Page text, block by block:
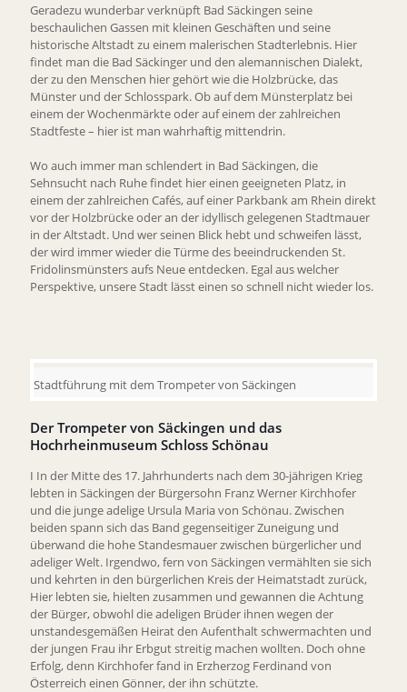
Geradezu wunderbar verknüpft Bad Säckingen seine
beschaulichen Gassen mit kleinen Geschäften und seine
historische Altstadt zu einem malerischen Stadterlebnis. Hier
findet man die Bad Säckinger und den alemannischen Dialekt,
der zu den Menschen hier gehört wie die Holzbrücke, das
Münster und der Schlosspark. Ob auf dem Münsterplatz bei
einem der Wochenmärkte oder auf einem der zahlreichen
Stadtfeste – hier ist man wahrhaftig mittendrin.
Wo auch immer man schlendert in Bad Säckingen, die
Sehnsucht nach Ruhe findet hier einen geeigneten Platz, in
einem der zahlreichen Cafés, auf einer Parkbank am Rhein direkt
vor der Holzbrücke oder an der idyllisch gelegenen Stadtmauer
in der Altstadt. Und wer seinen Blick hebt und schweifen lässt,
der wird immer wieder die Türme des beeindruckenden St.
Fridolinsmünsters aufs Neue entdecken. Egal aus welcher
Perspektive, unsere Stadt lässt einen so schnell nicht wieder los.
Stadtführung mit dem Trompeter von Säckingen
Der Trompeter von Säckingen und das
Hochrheinmuseum Schloss Schönau
I In der Mitte des 17. Jahrhunderts nach dem 30-jährigen Krieg
lebten in Säckingen der Bürgersohn Franz Werner Kirchhofer
und die junge adelige Ursula Maria von Schönau. Zwischen
beiden spann sich das Band gegenseitiger Zuneigung und
überwand die hohe Standesmauer zwischen bürgerlicher und
adeliger Welt. Irgendwo, fern von Säckingen vermählten sie sich
und kehrten in den bürgerlichen Kreis der Heimatstadt zurück,
Hier lebten sie, hielten zusammen und gewannen die Achtung
der Bürger, obwohl die adeligen Brüder ihnen wegen der
unstandesgemäßen Heirat den Aufenthalt schwermachten und
der jungen Frau ihr Erbgut streitig machen wollten. Doch ohne
Erfolg, denn Kirchhofer fand in Erzherzog Ferdinand von
Österreich einen Gönner, der ihn schützte.